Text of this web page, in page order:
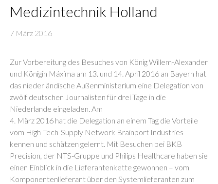
Medizintechnik Holland
7 März 2016
Zur Vorbereitung des Besuches von König Willem-Alexander
und Königin Máxima am 13. und 14. April 2016 an Bayern hat
das niederländische Außenministerium eine Delegation von
zwölf deutschen Journalisten für drei Tage in die
Niederlande eingeladen. Am
4. März 2016 hat die Delegation an einem Tag die Vorteile
vom High-Tech-Supply Network Brainport Industries
kennen und schätzen gelernt. Mit Besuchen bei BKB
Precision, der NTS-Gruppe und Philips Healthcare haben sie
einen Einblick in die Lieferantenkette gewonnen – vom
Komponentenlieferant über den Systemlieferanten zum